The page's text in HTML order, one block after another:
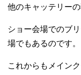
他のキャッテリー
ショー会場でのブ
場でもあるのです。
これからもメイン